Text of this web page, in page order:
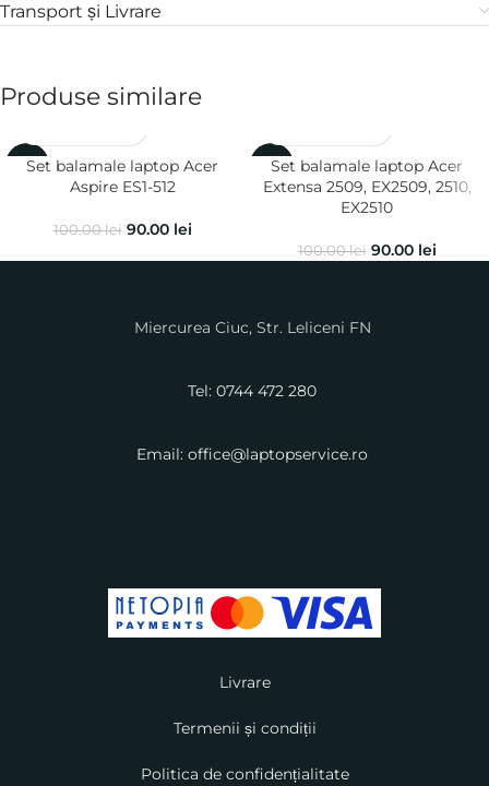
Transport și Livrare
Produse similare
-10%
Set balamale laptop Acer
Aspire ES1-512
100.00lei 90.00 lei
-10%
Set balamale laptop Acer
Extensa 2509, EX2509, 2510,
EX2510
100.00lei 90.00 lei
Miercurea Ciuc, Str. Leliceni FN
Tel: 0744 472 280
Email: office@laptopservice.ro
Livrare
Termenii și condiții
Politica de confidențialitate